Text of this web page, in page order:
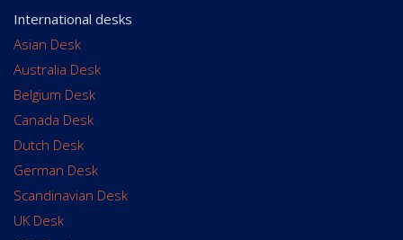
International desks
Asian Desk
Australia Desk
Belgium Desk
Canada Desk
Dutch Desk
German Desk
Scandinavian Desk
UK Desk